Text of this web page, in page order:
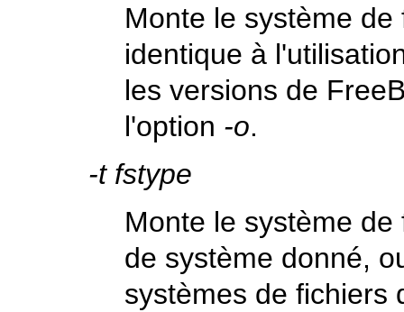
Monte le système
identique à
les versions de
l'option -o.
-t fstype
Monte le système
de système donné,
systèmes de